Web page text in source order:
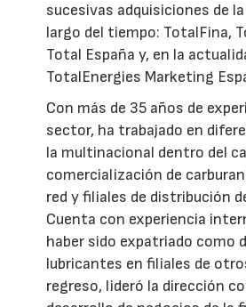
sucesivas adquisiciones de
largo del tiempo: TotalFina,
Total España y, en la
TotalEnergies Marketing
Con más de 35 años de
sector, ha trabajado en
la multinacional dentro del
comercialización de
red y filiales de distribución
Cuenta con experiencia
haber sido expatriado como
lubricantes en filiales de
regreso, lideró la dirección